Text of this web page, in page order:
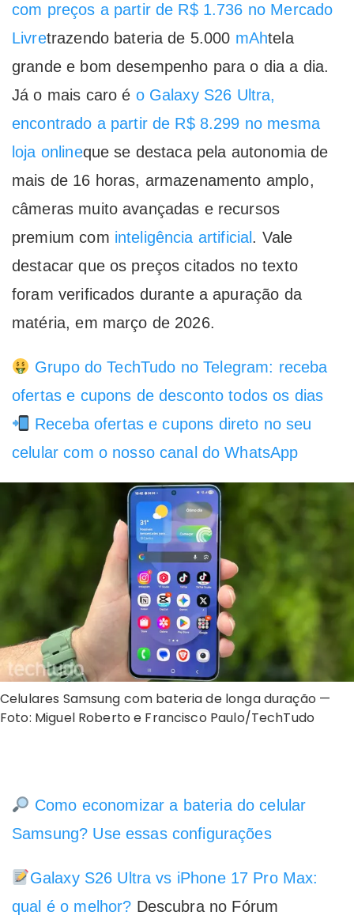
com preços a partir de R$ 1.736 no Mercado
Livretrazendo bateria de 5.000 mAhtela
grande e bom desempenho para o dia a dia.
Já o mais caro é o Galaxy S26 Ultra,
encontrado a partir de R$ 8.299 no mesma
loja onlineque se destaca pela autonomia de
mais de 16 horas, armazenamento amplo,
câmeras muito avançadas e recursos
premium com inteligência artificial . Vale
destacar que os preços citados no texto
foram verificados durante a apuração da
matéria, em março de 2026.
Grupo do TechTudo no Telegram: receba
ofertas e cupons de desconto todos os dias
Receba ofertas e cupons direto no seu
celular com o nosso canal do WhatsApp
Celulares Samsung com bateria de longa duração —
Foto: Miguel Roberto e Francisco Paulo/TechTudo
Como economizar a bateria do celular
Samsung? Use essas configurações
Galaxy S26 Ultra vs iPhone 17 Pro Max:
qual é o melhor? Descubra no Fórum